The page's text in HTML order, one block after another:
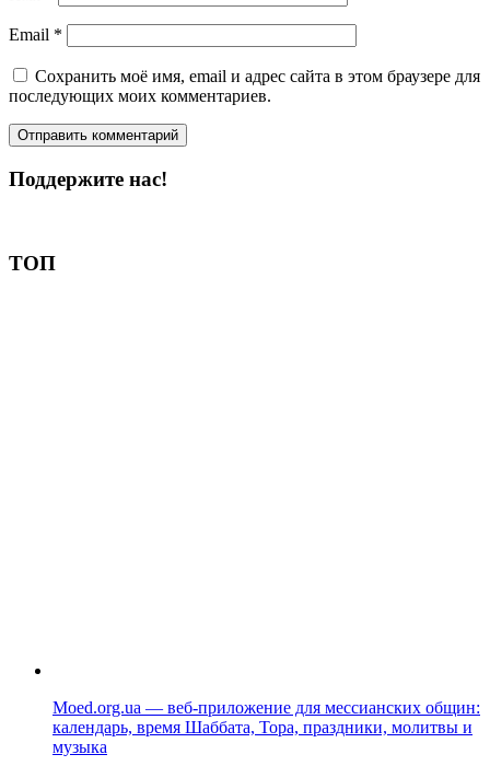
Email *
Сохранить моё имя, email и адрес сайта в этом браузере для
последующих моих комментариев.
Поддержите нас!
ТОП
Moed.org.ua — веб-приложение для мессианских общин:
календарь, время Шаббата, Тора, праздники, молитвы и
музыка